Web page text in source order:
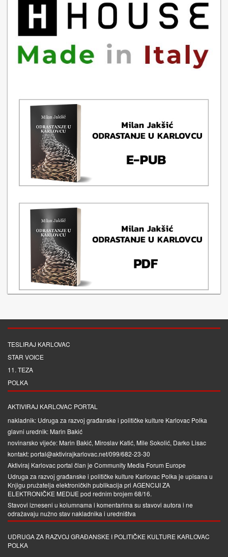
TESLIRAJ KARLOVAC
STAR VOICE
11. TEZA
POLKA
AKTIVIRAJ KARLOVAC PORTAL
nakladnik: Udruga za razvoj građanske i političke kulture Karlovac Polka
glavni urednik: Marin Bakić
novinarsko vijeće: Marin Bakić, Miroslav Katić, Mile Sokolić, Darko Lisac
kontakt: portal@aktivirajkarlovac.net/099/682-23-30
Aktiviraj Karlovac portal član je Community Media Forum Europe
Udruga za razvoj građanske i političke kulture Karlovac Polka je upisana u
Knjigu pružatelja elektroničkih publikacija pri AGENCIJI ZA
ELEKTRONIČKE MEDIJEpod rednim brojem 68/16.
Stavovi izneseni u kolumnama i komentarima su stavovi autora i ne
odražavaju nužno stav nakladnika i uredništva
UDRUGA ZA RAZVOJ GRAĐANSKE I POLITIČKE KULTURE KARLOVAC
POLKA